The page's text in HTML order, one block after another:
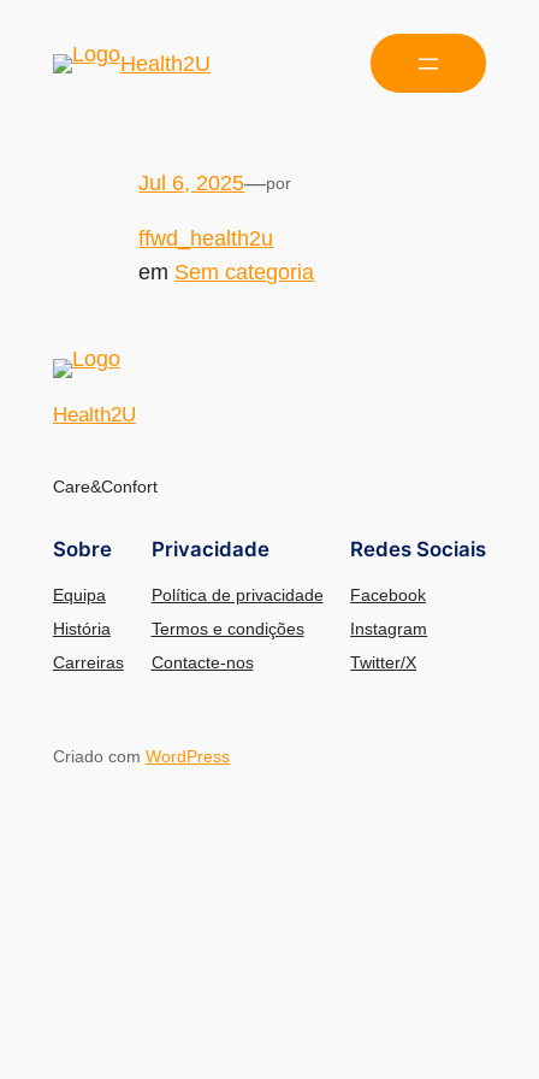
Health2U
Jul 6, 2025—por
ffwd_health2u
em Sem categoria
Health2U
Care&Confort
Sobre
Equipa
História
Carreiras
Privacidade
Política de privacidade
Termos e condições
Contacte-nos
Redes Sociais
Facebook
Instagram
Twitter/X
Criado com WordPress